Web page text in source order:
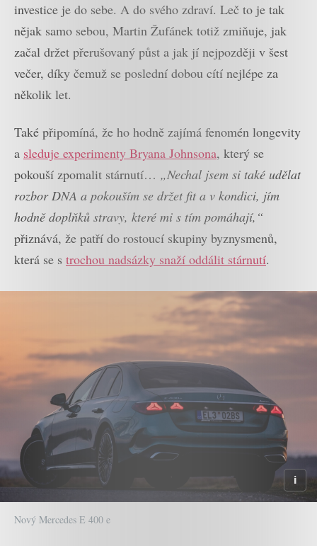
investice je do sebe. A do svého zdraví. Leč to je tak
nějak samo sebou, Martin Žufánek totiž zmiňuje, jak
začal držet přerušovaný půst a jak jí nejpozději v šest
večer, díky čemuž se poslední dobou cítí nejlépe za
několik let.
Také připomíná, že ho hodně zajímá fenomén longevity
a sleduje experimenty Bryana Johnsona, který se
pokouší zpomalit stárnutí… „Nechal jsem si také udělat
rozbor DNA a pokouším se držet fit a v kondici, jím
hodně doplňků stravy, které mi s tím pomáhají,“
přiznává, že patří do rostoucí skupiny byznysmenů,
která se s trochou nadsázky snaží oddálit stárnutí.
Nový Mercedes E 400 e